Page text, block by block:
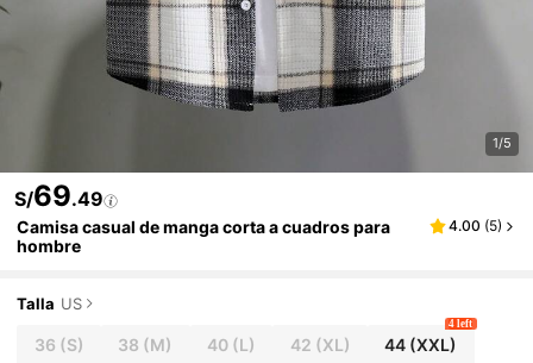
1/5
S/69.49
Camisa casual de manga corta a cuadros para
hombre
4.00 (5)
Talla US
36 (S) 38 (M) 40(L) 42 (XL) 44 (XXL)
4 left